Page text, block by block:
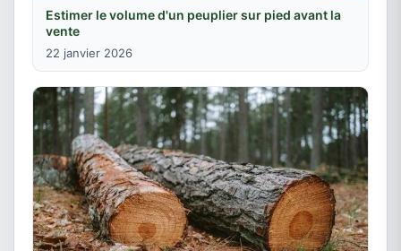
Estimer le volume d'un peuplier sur pied avant la
vente
22 janvier 2026